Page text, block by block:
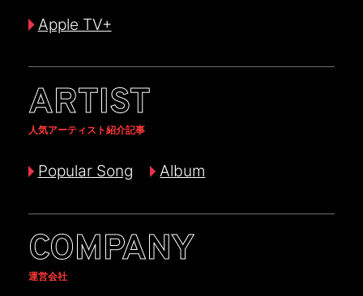
Apple TV+
ARTIST
人気アーティスト紹介記事
Popular Song Album
COMPANY
運営会社